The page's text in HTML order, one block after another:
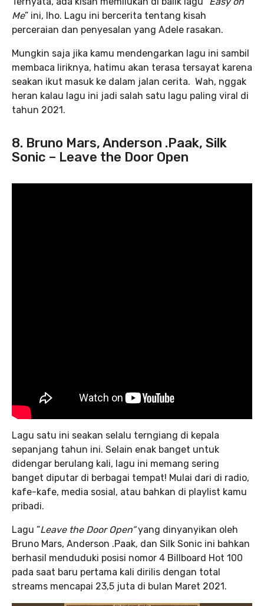
Me” ini, lho. Lagu ini bercerita tentang kisah
perceraian dan penyesalan yang Adele rasakan.
Mungkin saja jika kamu mendengarkan lagu ini sambil
membaca liriknya, hatimu akan terasa tersayat karena
seakan ikut masuk ke dalam jalan cerita. Wah, nggak
heran kalau lagu ini jadi salah satu lagu paling viral di
tahun 2021.
8. Bruno Mars, Anderson .Paak, Silk
Sonic – Leave the Door Open
Lagu satu ini seakan selalu terngiang di kepala
sepanjang tahun ini. Selain enak banget untuk
didengar berulang kali, lagu ini memang sering
banget diputar di berbagai tempat! Mulai dari di radio,
kafe-kafe, media sosial, atau bahkan di playlist kamu
pribadi.
Lagu “Leave the Door Open”yang dinyanyikan oleh
Bruno Mars, Anderson .Paak, dan Silk Sonic ini bahkan
berhasil menduduki posisi nomor 4 Billboard Hot 100
pada saat baru pertama kali dirilis dengan total
streams mencapai 23,5 juta di bulan Maret 2021.